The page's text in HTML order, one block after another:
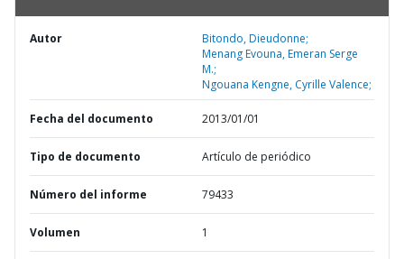
Autor
Bitondo, Dieudonne;
Menang Evouna, Emeran Serge
M.;
Ngouana Kengne, Cyrille Valence;
Fecha del documento 2013/01/01
Tipo de documento Artículo de periódico
Número del informe 79433
Volumen 1